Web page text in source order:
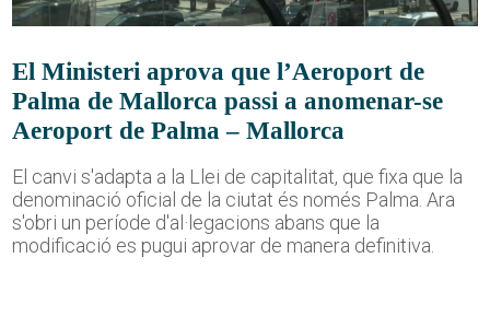
El Ministeri aprova que l’Aeroport de
Palma de Mallorca passi a anomenar-se
Aeroport de Palma – Mallorca
El canvi s'adapta a la Llei de capitalitat, que fixa que la
denominació oficial de la ciutat és només Palma. Ara
s'obri un període d'al·legacions abans que la
modificació es pugui aprovar de manera definitiva.